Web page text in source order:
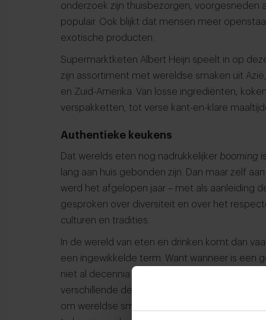
onderzoek zijn thuisbezorgen, voorgesneden
populair. Ook blijkt dat mensen meer
exotische producten.
Supermarktketen Albert Heijn speelt in op
zijn assortiment met wereldse smaken uit
en Zuid-Amerika. Van losse ingrediënten,
verspakketten, tot verse kant-en-klare
Authentieke keukens
Dat werelds eten nog nadrukkelijker booming
lang aan huis gebonden zijn. Dan maar zelf
werd het afgelopen jaar – met als aanleiding
gesproken over diversiteit en over het
culturen en tradities.
In de wereld van eten en drinken komt dan
een ingewikkelde term. Want wanneer is een
niet al decennia lang, door invloeden van
verschillende delen van de wereld terecht
om wereldse smaken te combineren en zo